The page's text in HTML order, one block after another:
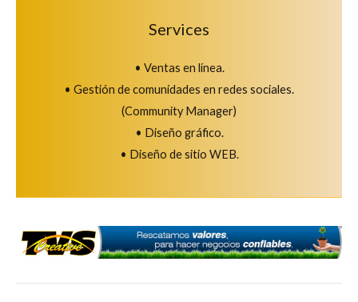
Services
• Ventas en línea.
• Gestión de comunidades en redes sociales.
(Community Manager)
• Diseño gráfico.
• Diseño de sitio WEB.